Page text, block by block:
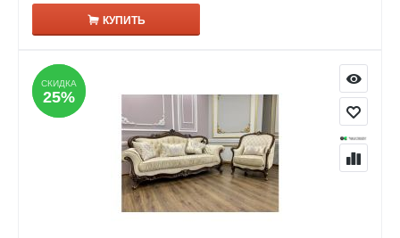
КУПИТЬ
СКИДКА
25%
СКИДКА
25%